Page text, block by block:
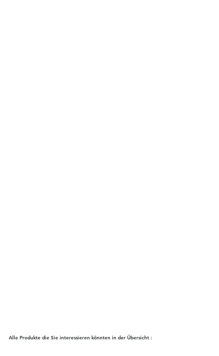
Alle Produkte die Sie interessieren könnten in der Übersicht :